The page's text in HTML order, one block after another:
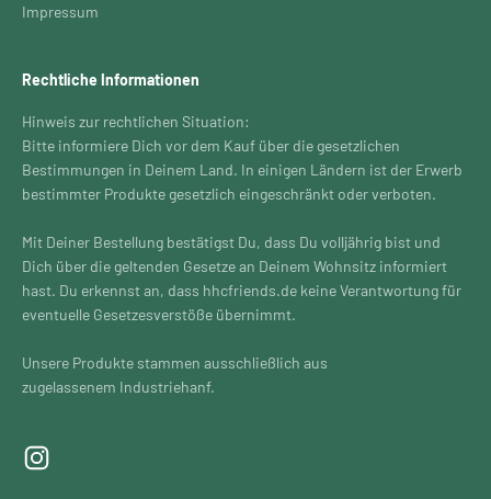
Impressum
Rechtliche Informationen
Hinweis zur rechtlichen Situation:
Bitte informiere Dich vor dem Kauf über die gesetzlichen
Bestimmungen in Deinem Land. In einigen Ländern ist der Erwerb
bestimmter Produkte gesetzlich eingeschränkt oder verboten.
Mit Deiner Bestellung bestätigst Du, dass Du volljährig bist und
Dich über die geltenden Gesetze an Deinem Wohnsitz informiert
hast. Du erkennst an, dass hhcfriends.de keine Verantwortung für
eventuelle Gesetzesverstöße übernimmt.
Unsere Produkte stammen ausschließlich aus
zugelassenem Industriehanf.